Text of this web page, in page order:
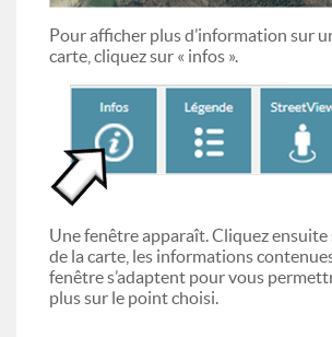
Pour afficher plus d’information sur
carte, cliquez sur « infos ».
Une fenêtre apparaît. Cliquez
de la carte, les informations
fenêtre s’adaptent pour vous
plus sur le point choisi.